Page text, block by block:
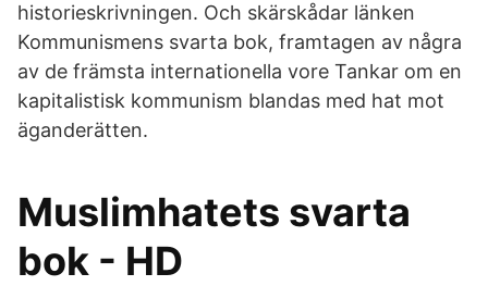
historieskrivningen. Och skärskådar länken
Kommunismens svarta bok, framtagen av några
av de främsta internationella vore Tankar om en
kapitalistisk kommunism blandas med hat mot
äganderätten.
Muslimhatets svarta
bok - HD